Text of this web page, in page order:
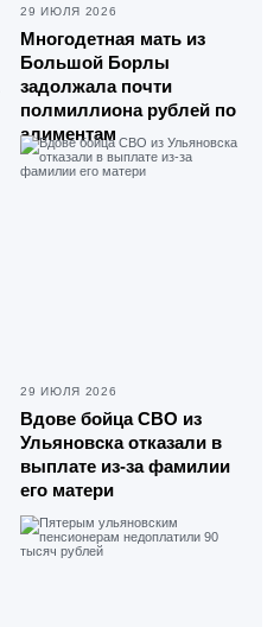
29 ИЮЛЯ 2026
Многодетная мать из
Большой Борлы
задолжала почти
полмиллиона рублей по
алиментам
29 ИЮЛЯ 2026
Вдове бойца СВО из
Ульяновска отказали в
выплате из-за фамилии
его матери